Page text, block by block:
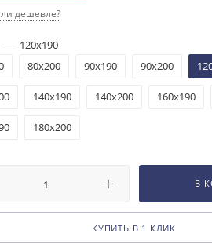
дешевле?
— 120x190
80x200 90x190 90x200
140x190 140x200 160x190
180x200
В
КУПИТЬ В 1 КЛИК